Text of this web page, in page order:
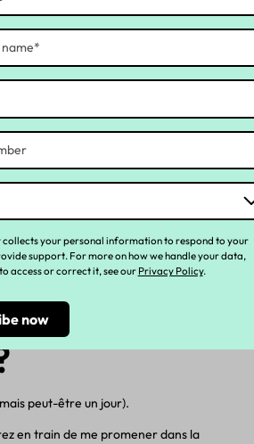
prochains
à l'idée que toute l'équipe de YC
produit tous les trimestres. C'est là que
discuter de stratégie et définir nos
de l'équipe. C'est formidable de réunir
sur des idées. J'adore également
notre équipe et rencontrer tous les
on te
dehors du
peut-être un jour).
en train de me promener dans la
collects your personal information to respond to your
support. For more on how we handle your data,
access or correct it, see our Privacy Policy.